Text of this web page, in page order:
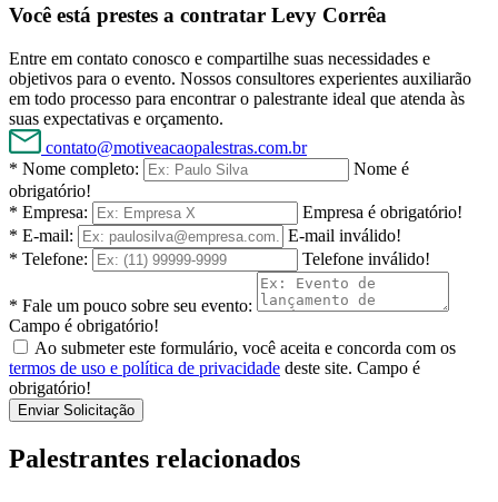
Você está prestes a contratar Levy Corrêa
Entre em contato conosco e compartilhe suas necessidades e
objetivos para o evento. Nossos consultores experientes auxiliarão
em todo processo para encontrar o palestrante ideal que atenda às
suas expectativas e orçamento.
contato@motiveacaopalestras.com.br
* Nome completo:
Nome é
obrigatório!
* Empresa:
Empresa é obrigatório!
* E-mail:
E-mail inválido!
* Telefone:
Telefone inválido!
* Fale um pouco sobre seu evento:
Campo é obrigatório!
Ao submeter este formulário, você aceita e concorda com os
termos de uso e política de privacidade deste site. Campo é
obrigatório!
Enviar Solicitação
Palestrantes relacionados